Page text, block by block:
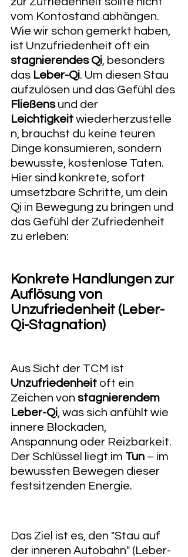
vom Kontostand abhängen.
Wie wir schon gemerkt haben,
ist Unzufriedenheit oft ein
stagnierendes Qi, besonders
das Leber-Qi. Um diesen Stau
aufzulösen und das Gefühl des
Fließens und der
Leichtigkeit wiederherzustelle
n, brauchst du keine teuren
Dinge konsumieren, sondern
bewusste, kostenlose Taten.
​Hier sind konkrete, sofort
umsetzbare Schritte, um dein
Qi in Bewegung zu bringen und
das Gefühl der Zufriedenheit
zu erleben:
Konkrete Handlungen zur
Auflösung von
Unzufriedenheit (Leber-
Qi-Stagnation)
Aus Sicht der TCM ist
Unzufriedenheit oft ein
Zeichen von stagnierendem
Leber-Qi, was sich anfühlt wie
innere Blockaden,
Anspannung oder Reizbarkeit.
Der Schlüssel liegt im Tun – im
bewussten Bewegen dieser
festsitzenden Energie.
Das Ziel ist es, den "Stau auf
der inneren Autobahn" (Leber-